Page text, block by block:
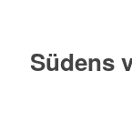
Südens